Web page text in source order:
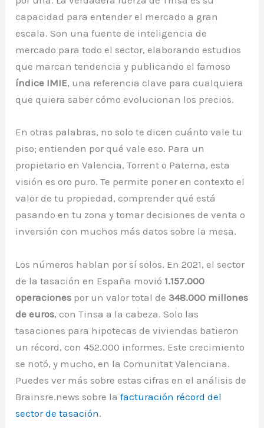
capacidad para entender el mercado a gran
escala. Son una fuente de inteligencia de
mercado para todo el sector, elaborando estudios
que marcan tendencia y publicando el famoso
índice IMIE, una referencia clave para cualquiera
que quiera saber cómo evolucionan los precios.
En otras palabras, no solo te dicen cuánto vale tu
piso; entienden por qué vale eso. Para un
propietario en Valencia, Torrent o Paterna, esta
visión es oro puro. Te permite poner en contexto el
valor de tu propiedad, comprender qué está
pasando en tu zona y tomar decisiones de venta o
inversión con muchos más datos sobre la mesa.
Los números hablan por sí solos. En 2021, el sector
de la tasación en España movió 1.157.000
operaciones por un valor total de348.000 millones
de euros, con Tinsa a la cabeza. Solo las
tasaciones para hipotecas de viviendas batieron
un récord, con 452.000 informes. Este crecimiento
se notó, y mucho, en la Comunitat Valenciana.
Puedes ver más sobre estas cifras en el análisis de
Brainsre.news sobre lafacturación récord del
sector de tasación.